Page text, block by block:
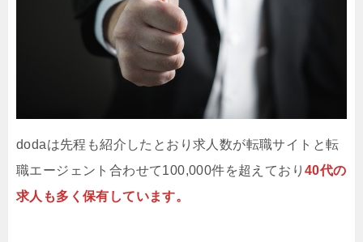
dodaは先程も紹介したとおり求人数が転職サイトと転
職エージェント合わせて100,000件を超えており 40代の
求人も多く保有しています。